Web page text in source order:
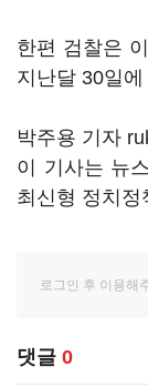
한편 검찰은
지난달 30일
박주용 기자
이 기사는 뉴
최신형 정치정
댓글 0